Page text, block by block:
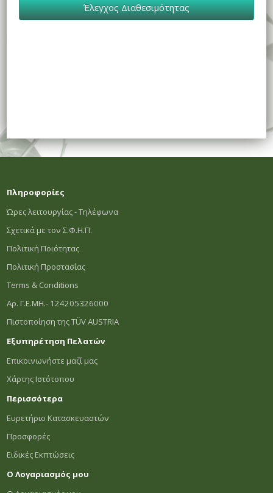
Έλεγχος Διαθεσιμότητας
Πληροφορίες
Ώρες λειτουργίας - Τηλέφωνα
Σχετικά με τον Σ.Φ.Η.Π.
Πολιτική Ποιότητας
Πολιτική Προστασίας
Terms & Conditions
Αρ. Γ.Ε.ΜΗ.- 124205326000
Πιστοποίηση της TÜV AUSTRIA
Εξυπηρέτηση Πελατών
Επικοινωνήστε μαζί μας
Χάρτης Ιστότοπου
Περισσότερα
Ευρετήριο Κατασκευαστών
Προσφορές
Ειδικές Εκπτώσεις
Ο Λογαριασμός μου